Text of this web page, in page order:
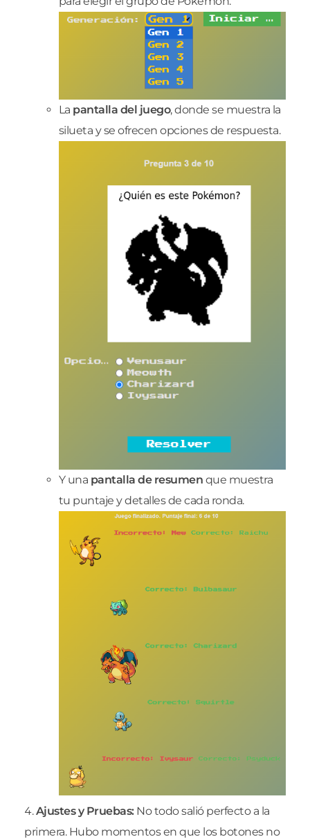
La pantalla del juego, donde se muestra la
silueta y se ofrecen opciones de respuesta.
Y una pantalla de resumen que muestra
tu puntaje y detalles de cada ronda.
Ajustes y Pruebas:No todo salió perfecto a la
primera. Hubo momentos en que los botones no